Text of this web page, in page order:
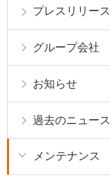
プレスリリース
グループ会社
お知らせ
過去のニュース
メンテナンス